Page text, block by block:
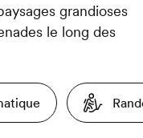
grandioses
le long des